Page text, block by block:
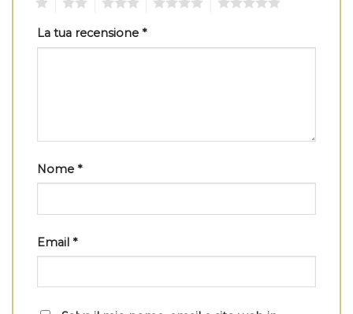
La tua recensione *
Nome *
Email *